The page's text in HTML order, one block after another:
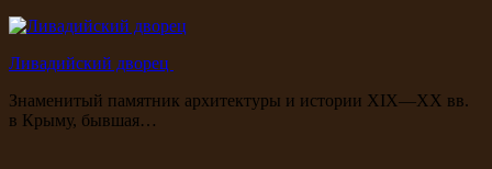
Ливадийский дворец
Знаменитый памятник архитектуры и истории XIX—XX вв.
в Крыму, бывшая…